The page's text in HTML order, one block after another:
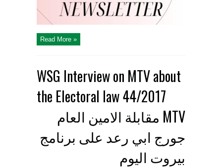
Read More »
WSG Interview on MTV about
the Electoral law 44/2017
MTV مقابلة الامين العام
جورج ابي رعد على برنامج
بيروت اليوم